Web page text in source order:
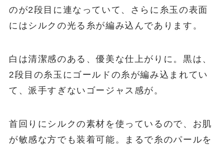
のが2段目に連なっていて、さらに糸玉の表面
にはシルクの光る糸が編み込んであります。
白は清潔感のある、優美な仕上がりに。黒は、
2段目の糸玉にゴールドの糸が編み込まれてい
て、派手すぎないゴージャス感が。
首回りにシルクの素材を使っているので、お肌
が敏感な方でも装着可能。まるで糸のパールを